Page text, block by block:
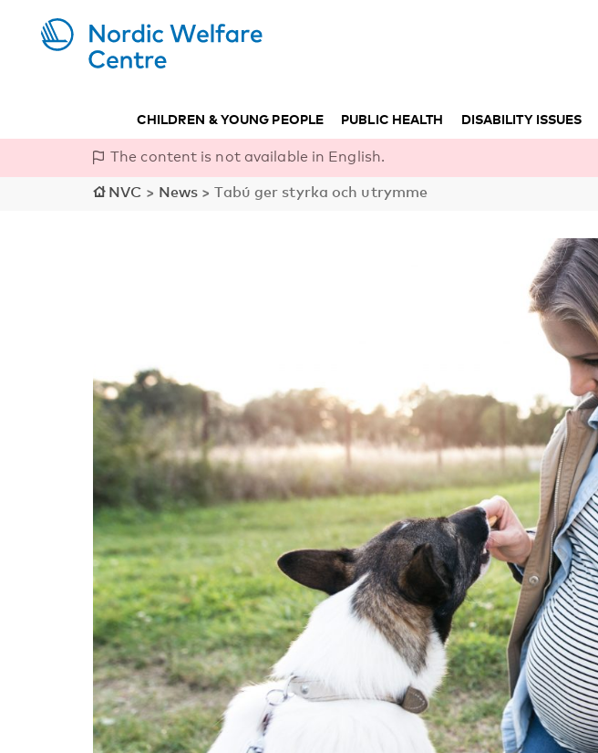
CHILDREN & YOUNG PEOPLE PUBLIC HEALTH DISABILITY ISSUES
The content is not available in English.
NVC > News >Tabú ger styrka och utrymme